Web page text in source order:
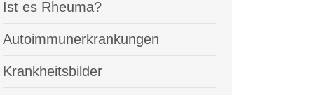
Ist es Rheuma?
Autoimmunerkrankungen
Krankheitsbilder